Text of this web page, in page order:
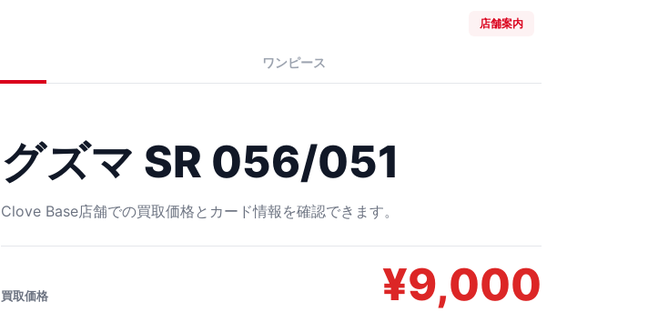
店舗案内
ワンピース
グズマ SR 056/051
Clove Base店舗での買取価格とカード情報を確認できます。
買取価格 ¥9,000